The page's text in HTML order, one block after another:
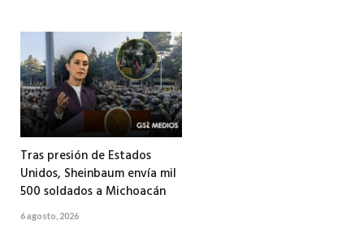
Tras presión de Estados
Unidos, Sheinbaum envía mil
500 soldados a Michoacán
6 agosto, 2026